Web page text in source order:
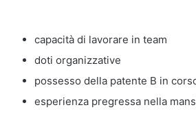
capacità di lavorare in team
doti organizzative
possesso della patente B in
esperienza pregressa nella